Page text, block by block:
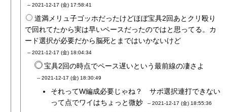
-- 2021-12-17 (金) 17:58:41
道満メリュ子ゴッホだったけどほぼ宝具2回あとクリ殴り
で回れてたから実は早いペースだったのではと思ってる。カ
ード選択が必要だから脳死とまではいかないけど
-- 2021-12-17 (金) 18:04:34
宝具2回の時点でペース遅いという最前線の凄さよ
-- 2021-12-17 (金) 18:30:49
それってW編成必要じゃね？ サポ選択連打できない
って点でワイはちょっと微妙
-- 2021-12-17 (金) 18:55:36